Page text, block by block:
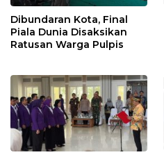
Dibundaran Kota, Final
Piala Dunia Disaksikan
Ratusan Warga Pulpis